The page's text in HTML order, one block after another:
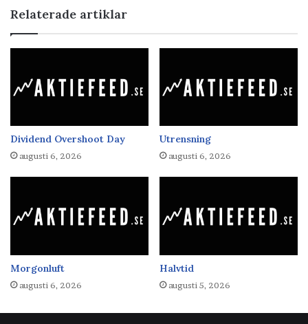
Relaterade artiklar
Dividend Overshoot Day
augusti 6, 2026
Utrensning
augusti 6, 2026
Morgonluft
augusti 6, 2026
Halvtid
augusti 5, 2026